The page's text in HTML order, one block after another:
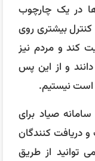
در یک چارچوب
بیشتری روی
کند و مردم نیز
و از این پس
است نیستیم.
صیاد برای
دریافت کنندگان
از طریق